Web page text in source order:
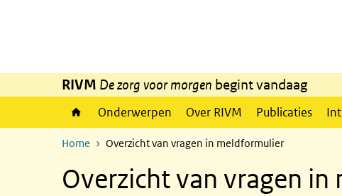
RIVM De zorg voor morgen begint vandaag
Onderwerpen Over RIVM Publicaties
Home Overzicht van vragen in meldformulier
Overzicht van vragen